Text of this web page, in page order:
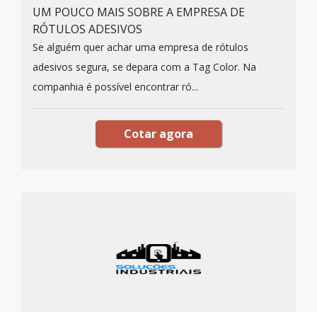
UM POUCO MAIS SOBRE A EMPRESA DE
RÓTULOS ADESIVOS
Se alguém quer achar uma empresa de rótulos
adesivos segura, se depara com a Tag Color. Na
companhia é possível encontrar ró...
Cotar agora